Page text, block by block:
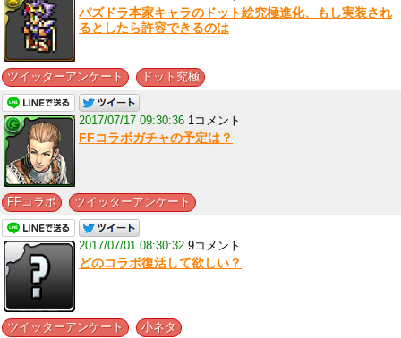
パズドラ本家キャラのドット絵究極進化、もし実装され
るとしたら許容できるのは
ツイッターアンケート ドット究極
2017/07/17 09:30:36 1コメント
FFコラボガチャの予定は？
FFコラボ ツイッターアンケート
2017/07/01 08:30:32 9コメント
どのコラボ復活して欲しい？
ツイッターアンケート 小ネタ